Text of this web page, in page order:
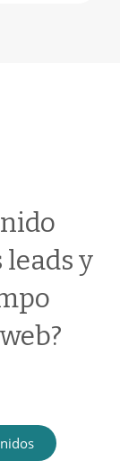
y